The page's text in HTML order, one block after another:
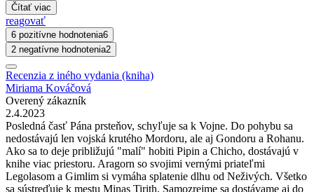
Čítať viac
reagovať
6 pozitívne hodnotenia6
2 negatívne hodnotenia2
Recenzia z iného vydania (kniha)
Miriama Kováčová
Overený zákazník
2.4.2023
Posledná časť Pána prsteňov, schyľuje sa k Vojne. Do pohybu sa
nedostávajú len vojská krutého Mordoru, ale aj Gondoru a Rohanu.
Ako sa to deje približujú "malí" hobiti Pipin a Chicho, dostávajú v
knihe viac priestoru. Aragorn so svojimi vernými priateľmi
Legolasom a Gimlim si vymáha splatenie dlhu od Neživých. Všetko
sa sústreďuje k mestu Minas Tirith. Samozrejme sa dostávame aj do